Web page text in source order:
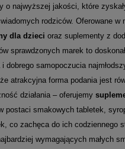
o najwyższej jakości, które
rodziców. Oferowane w
dla dzieci oraz suplementy z
sprawdzonych marek to
i dobrego samopoczucia
atrakcyjna forma podania jest
działania – oferujemy
postaci smakowych tabletek,
co zachęca do ich codziennego
wymagających małych